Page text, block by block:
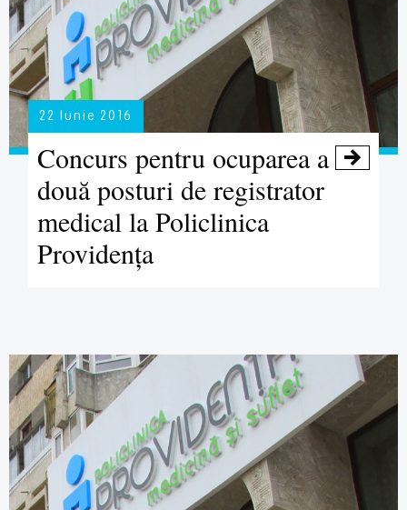
22 Iunie 2016

Concurs pentru ocuparea a
două posturi de registrator
medical la Policlinica
Providenţa